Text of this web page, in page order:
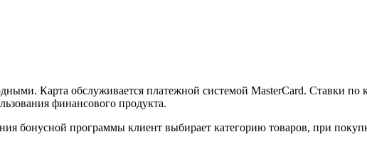
Карта обслуживается платежной системой MasterCard. Ставки по
финансового продукта.
бонусной программы клиент выбирает категорию товаров, при